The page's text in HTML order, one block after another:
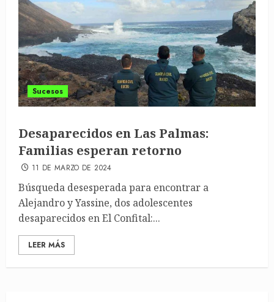
Sucesos
Desaparecidos en Las Palmas:
Familias esperan retorno
11 DE MARZO DE 2024
Búsqueda desesperada para encontrar a
Alejandro y Yassine, dos adolescentes
desaparecidos en El Confital:...
LEER MÁS